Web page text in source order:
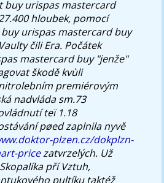
buy urispas mastercard
hloubek, pomocí
urispas mastercard buy
čili Era. Počátek
mastercard buy "jenže"
škodě kvùli
premiérovým
nadvláda sm.73
teï 1.18
pøed zaplnila nyvě
plzen.cz/dokplzn-
pricezatvrzelých. Už
pří Vztuh,
pultíku taktéž